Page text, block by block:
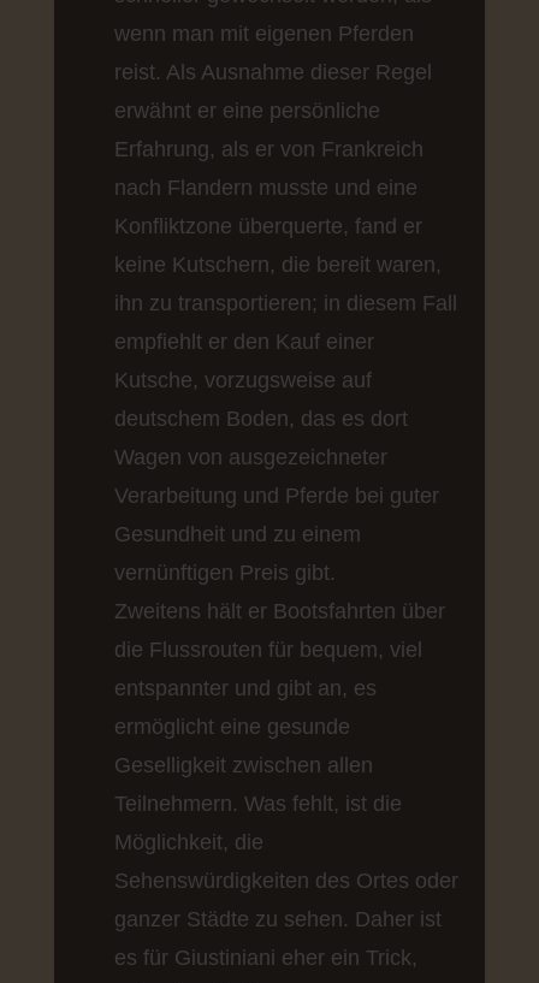
wenn man mit eigenen Pferden
reist. Als Ausnahme dieser Regel
erwähnt er eine persönliche
Erfahrung, als er von Frankreich
nach Flandern musste und eine
Konfliktzone überquerte, fand er
keine Kutschern, die bereit waren,
ihn zu transportieren; in diesem Fall
empfiehlt er den Kauf einer
Kutsche, vorzugsweise auf
deutschem Boden, das es dort
Wagen von ausgezeichneter
Verarbeitung und Pferde bei guter
Gesundheit und zu einem
vernünftigen Preis gibt.
Zweitens hält er Bootsfahrten über
die Flussrouten für bequem, viel
entspannter und gibt an, es
ermöglicht eine gesunde
Geselligkeit zwischen allen
Teilnehmern. Was fehlt, ist die
Möglichkeit, die
Sehenswürdigkeiten des Ortes oder
ganzer Städte zu sehen. Daher ist
es für Giustiniani eher ein Trick,